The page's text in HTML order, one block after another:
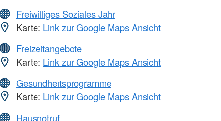
Freiwilliges Soziales Jahr
Karte: Link zur Google Maps Ansicht
Freizeitangebote
Karte: Link zur Google Maps Ansicht
Gesundheitsprogramme
Karte: Link zur Google Maps Ansicht
Hausnotruf